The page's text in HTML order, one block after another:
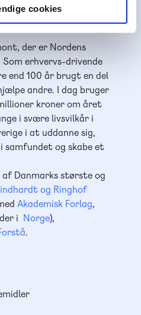
cookies
og unge
der er Nordens
erhvervs-drivende
end 100 år brugt en del
andre. I dag bruger
kroner om året
i svære livsvilkår i
i at uddanne sig,
samfundet og skabe et
Danmarks største og
og Ringhof
Akademisk Forlag,
i Norge),
.